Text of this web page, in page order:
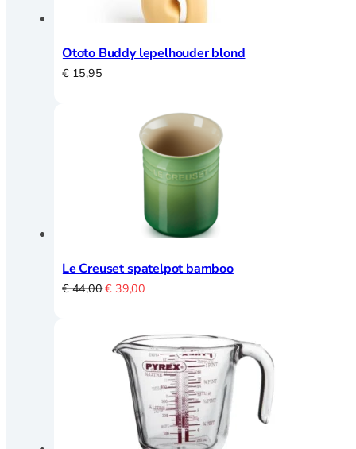
Ototo Buddy lepelhouder blond
€15,95
Le Creuset spatelpot bamboo
€44,00 Oorspronkelijke
€ 44,00.
€ 39,00
€ 39,00.